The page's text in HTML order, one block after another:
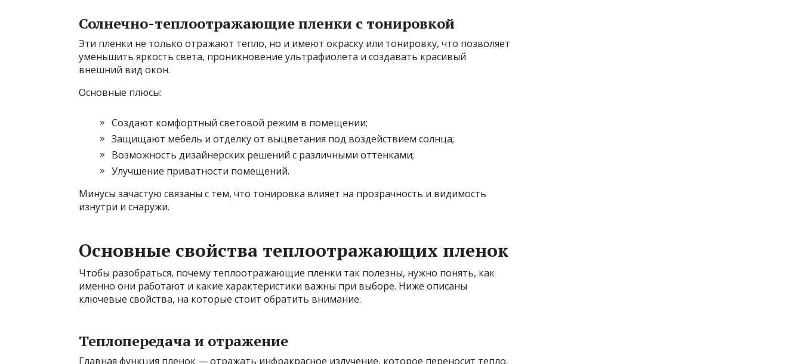
Солнечно-теплоотражающие пленки с тонировкой
Эти пленки не только отражают тепло, но и имеют окраску или тонировку, что позволяет
уменьшить яркость света, проникновение ультрафиолета и создавать красивый
внешний вид окон.
Основные плюсы:
Создают комфортный световой режим в помещении;
Защищают мебель и отделку от выцветания под воздействием солнца;
Возможность дизайнерских решений с различными оттенками;
Улучшение приватности помещений.
Минусы зачастую связаны с тем, что тонировка влияет на прозрачность и видимость
изнутри и снаружи.
Основные свойства теплоотражающих пленок
Чтобы разобраться, почему теплоотражающие пленки так полезны, нужно понять, как
именно они работают и какие характеристики важны при выборе. Ниже описаны
ключевые свойства, на которые стоит обратить внимание.
Теплопередача и отражение
Главная функция пленок — отражать инфракрасное излучение, которое переносит тепло.